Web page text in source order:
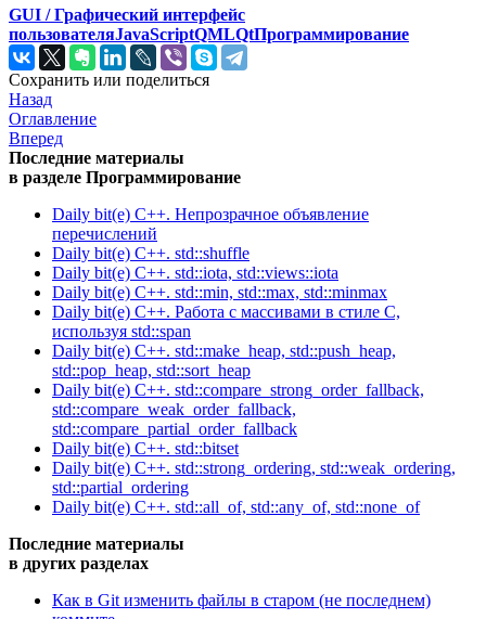
GUI / Графический интерфейс
пользователяJavaScriptQMLQtПрограммирование
Сохранить или поделиться
Назад
Оглавление
Вперед
Последние материалы
в разделе Программирование
Daily bit(e) C++. Непрозрачное объявление
перечислений
Daily bit(e) C++. std::shuffle
Daily bit(e) C++. std::iota, std::views::iota
Daily bit(e) C++. std::min, std::max, std::minmax
Daily bit(e) C++. Работа с массивами в стиле C,
используя std::span
Daily bit(e) C++. std::make_heap, std::push_heap,
std::pop_heap, std::sort_heap
Daily bit(e) C++. std::compare_strong_order_fallback,
std::compare_weak_order_fallback,
std::compare_partial_order_fallback
Daily bit(e) C++. std::bitset
Daily bit(e) C++. std::strong_ordering, std::weak_ordering,
std::partial_ordering
Daily bit(e) C++. std::all_of, std::any_of, std::none_of
Последние материалы
в других разделах
Как в Git изменить файлы в старом (не последнем)